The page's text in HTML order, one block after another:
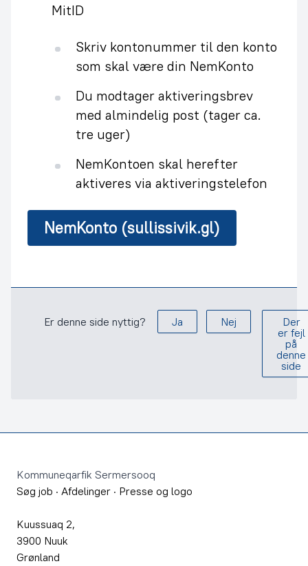
MitID
Skriv kontonummer til den konto
som skal være din NemKonto
Du modtager aktiveringsbrev
med almindelig post (tager ca.
tre uger)
NemKontoen skal herefter
aktiveres via aktiveringstelefon
NemKonto (sullissivik.gl)
Er denne side nyttig? Ja Nej
Der
er fejl
på
denne
side
Kommuneqarfik Sermersooq
Søg job · Afdelinger · Presse og logo
Kuussuaq 2,
3900 Nuuk
Grønland